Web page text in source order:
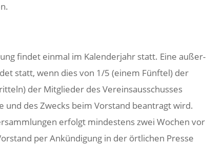
findet einmal im Kalenderjahr statt. Eine außer-
statt, wenn dies von 1/5 (einem Fünftel) der
der Mitglieder des Vereinsausschusses
des Zwecks beim Vorstand beantragt wird.
erfolgt mindestens zwei Wochen vor
per Ankündigung in der örtlichen Presse